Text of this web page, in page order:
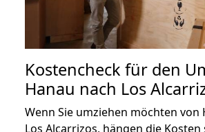
Kostencheck für den
Hanau nach Los
Wenn Sie umziehen möchten von
Los Alcarrizos, hängen die